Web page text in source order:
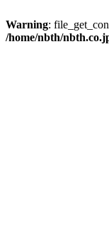
Warning:
/home/nbth/